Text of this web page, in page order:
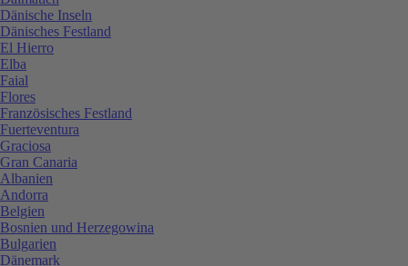
Dänische Inseln
Dänisches Festland
El Hierro
Elba
Faial
Flores
Französisches Festland
Fuerteventura
Graciosa
Gran Canaria
Albanien
Andorra
Belgien
Bosnien und Herzegowina
Bulgarien
Dänemark